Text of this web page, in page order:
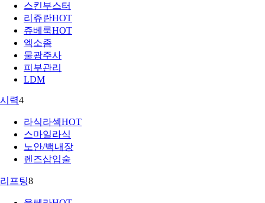
스킨부스터
리쥬란HOT
쥬베룩HOT
엑소좀
물광주사
피부관리
LDM
시력4
라식라섹HOT
스마일라식
노안/백내장
렌즈삽입술
리프팅8